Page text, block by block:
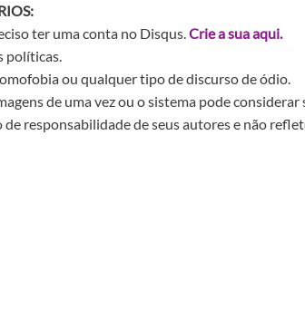
ter uma conta no Disqus.Crie a sua aqui.
políticas.
ou qualquer tipo de discurso de ódio.
de uma vez ou o sistema pode considerar
responsabilidade de seus autores e não